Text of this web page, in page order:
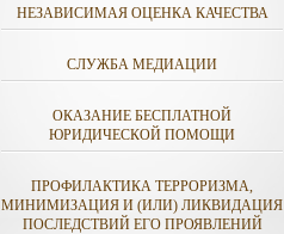
НЕЗАВИСИМАЯ ОЦЕНКА КАЧЕСТВА
СЛУЖБА МЕДИАЦИИ
ОКАЗАНИЕ БЕСПЛАТНОЙ
ЮРИДИЧЕСКОЙ ПОМОЩИ
ПРОФИЛАКТИКА ТЕРРОРИЗМА,
МИНИМИЗАЦИЯ И (ИЛИ) ЛИКВИДАЦИЯ
ПОСЛЕДСТВИЙ ЕГО ПРОЯВЛЕНИЙ